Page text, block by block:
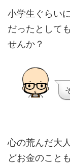
小学生ぐらい
だったとして
せんか？
心の荒んだ大
どお金のこと